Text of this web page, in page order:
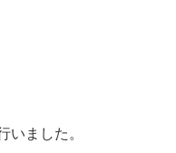
いました。